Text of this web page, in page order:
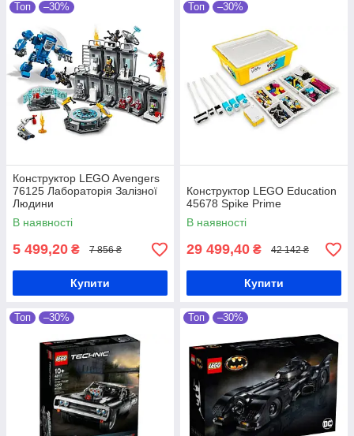
Топ –30%
Конструктор LEGO Avengers
76125 Лабораторія Залізної
Людини
В наявності
5 499,20 ₴ 7 856 ₴
Купити
Топ –30%
Конструктор LEGO Education
45678 Spike Prime
В наявності
29 499,40 ₴ 42 142 ₴
Купити
Топ –30% Топ –30%